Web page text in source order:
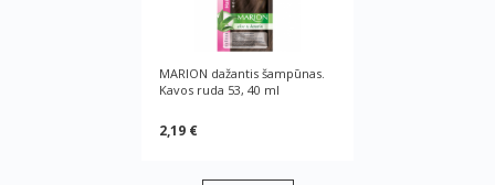
MARION dažantis šampūnas.
Kavos ruda 53, 40 ml
2,19 €